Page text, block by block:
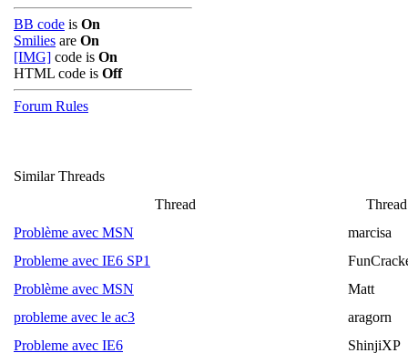
BB code is On
Smilies are On
[IMG] code is On
HTML code is Off
Forum Rules
Similar Threads
Thread
Problème avec MSN
marcisa
Probleme avec IE6 SP1
Problème avec MSN
Matt
probleme avec le ac3
aragorn
Probleme avec IE6
ShinjiXP